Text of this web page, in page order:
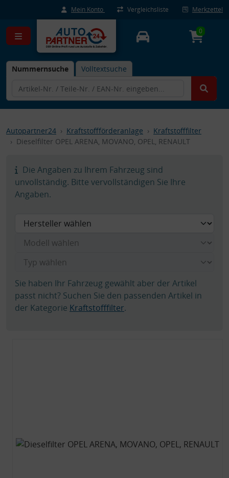
Mein Konto Vergleichsliste Merkzettel
Nummernsuche Volltextsuche
0
Autopartner24 Kraftstoffförderanlage
Kraftstofffilter
Dieselfilter OPEL ARENA, MOVANO, OPEL, RENAULT
Die Angaben zu Ihrem Fahrzeug sind
unvollständig. Bitte vervollständigen Sie Ihre
Angaben.
Sie haben Ihr Fahrzeug gewählt aber der Artikel
passt nicht? Suchen Sie den passenden Artikel in
der Kategorie Kraftstofffilter.